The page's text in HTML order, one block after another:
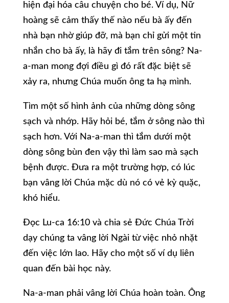
hiện đại hóa câu chuyện cho bé. Ví dụ, Nữ
hoàng sẽ cảm thấy thế nào nếu bà ấy đến
nhà bạn nhờ giúp đỡ, mà bạn chỉ gửi một tin
nhắn cho bà ấy, là hãy đi tắm trên sông? Na-
a-man mong đợi điều gì đó rất đặc biệt sẽ
xảy ra, nhưng Chúa muốn ông ta hạ mình.
Tìm một số hình ảnh của những dòng sông
sạch và nhớp. Hãy hỏi bé, tắm ở sông nào thì
sạch hơn. Với Na-a-man thì tắm dưới một
dòng sông bùn đen vậy thì làm sao mà sạch
bệnh được. Đưa ra một trường hợp, có lúc
bạn vâng lời Chúa mặc dù nó có vẻ kỳ quặc,
khó hiểu.
Đọc Lu-ca 16:10 và chia sẻ Đức Chúa Trời
dạy chúng ta vâng lời Ngài từ việc nhỏ nhặt
đến việc lớn lao. Hãy cho một số ví dụ liên
quan đến bài học này.
Na-a-man phải vâng lời Chúa hoàn toàn. Ông